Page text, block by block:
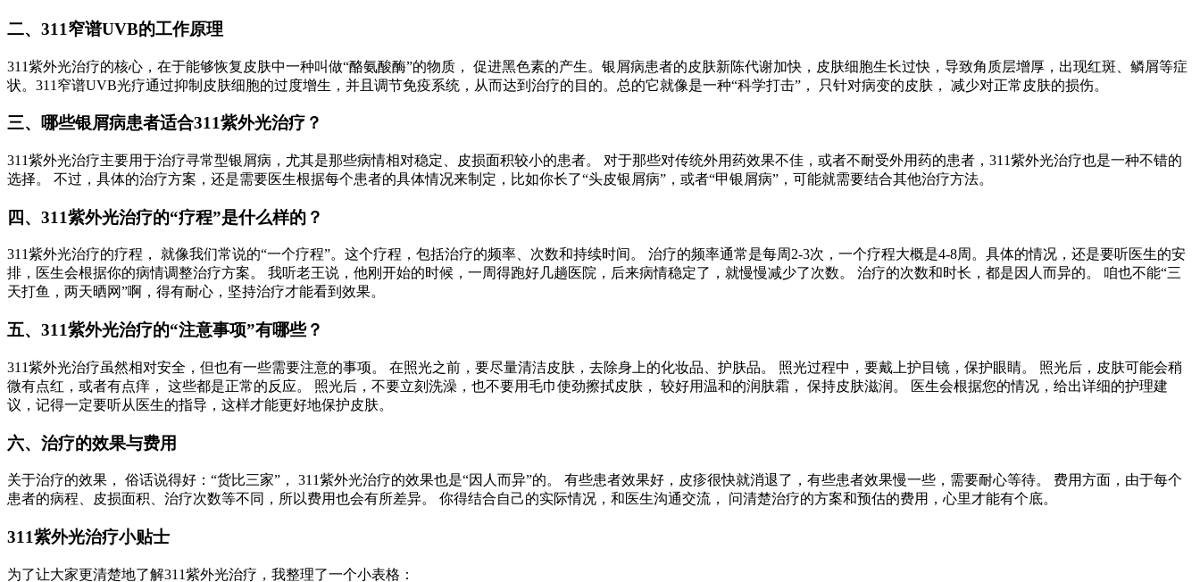
二、311窄谱UVB的工作原理
311紫外光治疗的核心，在于能够恢复皮肤中一种叫做“酪氨酸酶”的物质， 促进黑色素的产生。银屑病患者的皮肤新陈代谢加快，皮肤细胞生长过快，导致角质层增厚，出现红斑、鳞屑等症
状。311窄谱UVB光疗通过抑制皮肤细胞的过度增生，并且调节免疫系统，从而达到治疗的目的。总的它就像是一种“科学打击”， 只针对病变的皮肤， 减少对正常皮肤的损伤。
三、哪些银屑病患者适合311紫外光治疗？
311紫外光治疗主要用于治疗寻常型银屑病，尤其是那些病情相对稳定、皮损面积较小的患者。 对于那些对传统外用药效果不佳，或者不耐受外用药的患者，311紫外光治疗也是一种不错的
选择。 不过，具体的治疗方案，还是需要医生根据每个患者的具体情况来制定，比如你长了“头皮银屑病”，或者“甲银屑病”，可能就需要结合其他治疗方法。
四、311紫外光治疗的“疗程”是什么样的？
311紫外光治疗的疗程， 就像我们常说的“一个疗程”。这个疗程，包括治疗的频率、次数和持续时间。 治疗的频率通常是每周2-3次，一个疗程大概是4-8周。具体的情况，还是要听医生的安
排，医生会根据你的病情调整治疗方案。 我听老王说，他刚开始的时候，一周得跑好几趟医院，后来病情稳定了，就慢慢减少了次数。 治疗的次数和时长，都是因人而异的。 咱也不能“三
天打鱼，两天晒网”啊，得有耐心，坚持治疗才能看到效果。
五、311紫外光治疗的“注意事项”有哪些？
311紫外光治疗虽然相对安全，但也有一些需要注意的事项。 在照光之前，要尽量清洁皮肤，去除身上的化妆品、护肤品。 照光过程中，要戴上护目镜，保护眼睛。 照光后，皮肤可能会稍
微有点红，或者有点痒， 这些都是正常的反应。 照光后，不要立刻洗澡，也不要用毛巾使劲擦拭皮肤， 较好用温和的润肤霜， 保持皮肤滋润。 医生会根据您的情况，给出详细的护理建
议，记得一定要听从医生的指导，这样才能更好地保护皮肤。
六、治疗的效果与费用
关于治疗的效果， 俗话说得好：“货比三家”， 311紫外光治疗的效果也是“因人而异”的。 有些患者效果好，皮疹很快就消退了，有些患者效果慢一些，需要耐心等待。 费用方面，由于每个
患者的病程、皮损面积、治疗次数等不同，所以费用也会有所差异。 你得结合自己的实际情况，和医生沟通交流， 问清楚治疗的方案和预估的费用，心里才能有个底。
311紫外光治疗小贴士
为了让大家更清楚地了解311紫外光治疗，我整理了一个小表格：